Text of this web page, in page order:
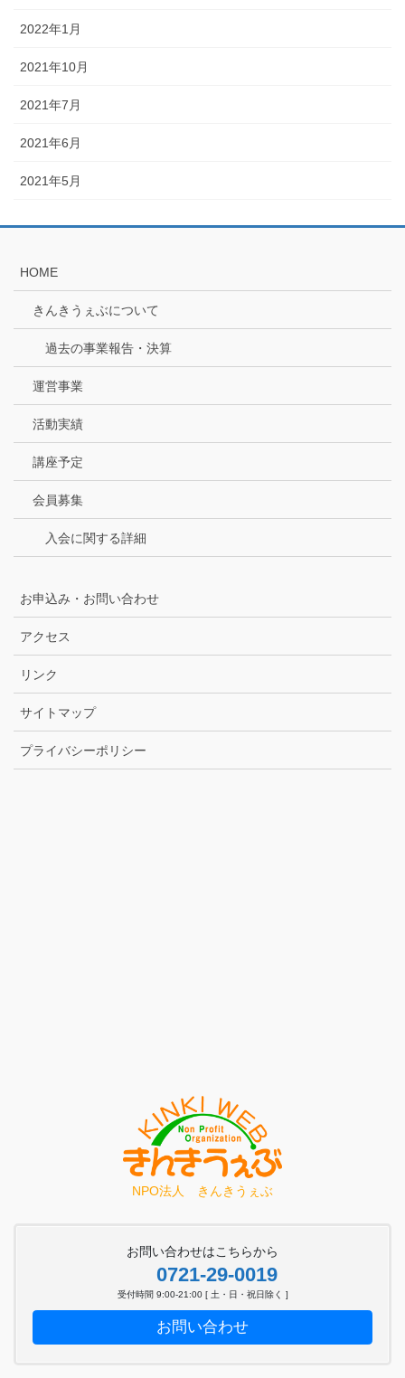
2022年1月
2021年10月
2021年7月
2021年6月
2021年5月
HOME
きんきうぇぶについて
過去の事業報告・決算
運営事業
活動実績
講座予定
会員募集
入会に関する詳細
お申込み・お問い合わせ
アクセス
リンク
サイトマップ
プライバシーポリシー
NPO法人 きんきうぇぶ
お問い合わせはこちらから
0721-29-0019
受付時間 9:00-21:00 [ 土・日・祝日除く ]
お問い合わせ